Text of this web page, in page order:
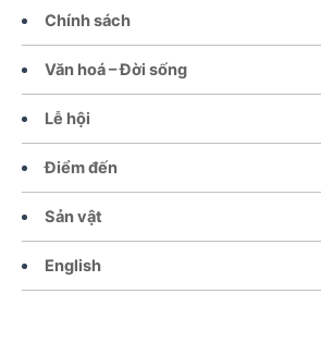
Chính sách
Văn hoá – Đời sống
Lễ hội
Điểm đến
Sản vật
English